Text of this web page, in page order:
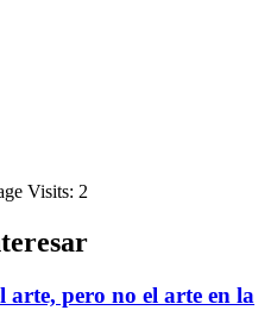
Visits: 2
arte, pero no el arte en la